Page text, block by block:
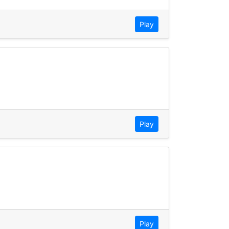
Play
Play
Play